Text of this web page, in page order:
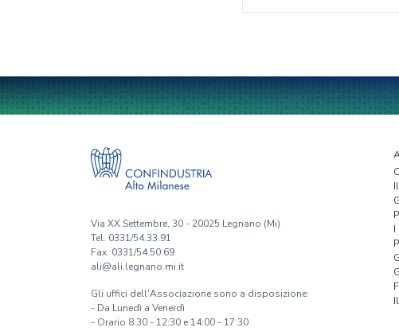
Via XX Settembre, 30 - 20025 Legnano (Mi)
Tel. 0331/54.33.91
Fax. 0331/54.50.69
ali@ali.legnano.mi.it
Gli uffici dell'Associazione sono a disposizione:
- Da Lunedì a Venerdì
- Orario 8:30 - 12:30 e 14:00 - 17:30
I